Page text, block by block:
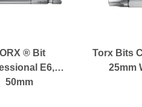
® Bit
E6,3
50mm
Torx Bits
25mm